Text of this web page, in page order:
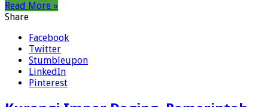
Read More »
Share
Facebook
Twitter
Stumbleupon
LinkedIn
Pinterest